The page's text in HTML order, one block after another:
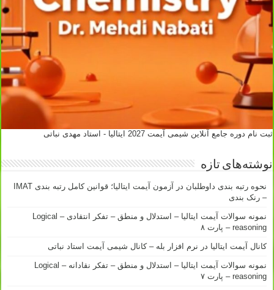
ثبت نام دوره جامع آنلاین شیمی آیمت 2027 ایتالیا - استاد مهدی نباتی
نوشته‌های تازه
نحوه رتبه بندی داوطلبان در آزمون آیمت ایتالیا؛ قوانین کامل رتبه بندی IMAT
– رنک بندی
نمونه سوالات آیمت ایتالیا – استدلال و منطق – تفکر انتقادی – Logical
reasoning – پارت ۸
کانال آیمت ایتالیا در نرم افزار بله – کانال شیمی آیمت استاد نباتی
نمونه سوالات آیمت ایتالیا – استدلال و منطق – تفکر نقادانه – Logical
reasoning – پارت ۷